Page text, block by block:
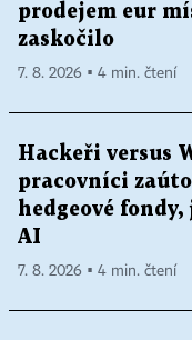
prodejem eur
zaskočilo
7. 8. 2026 ▪ 4 min. čtení
Hackeři versus
pracovníci
hedgeové
AI
7. 8. 2026 ▪ 4 min. čtení